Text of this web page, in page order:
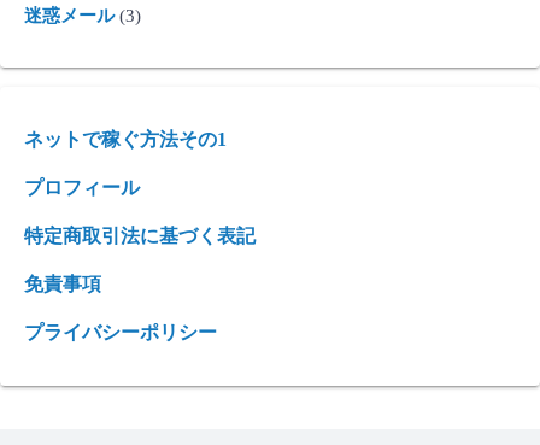
迷惑メール(3)
ネットで稼ぐ方法その1
プロフィール
特定商取引法に基づく表記
免責事項
プライバシーポリシー